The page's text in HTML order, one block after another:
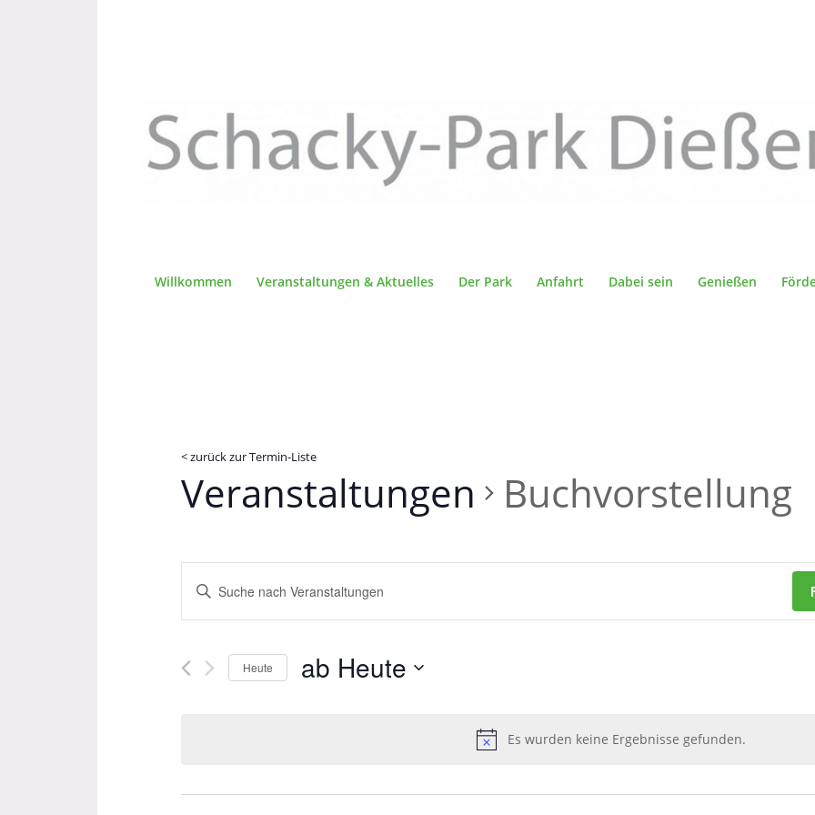
Willkommen Veranstaltungen & Aktuelles Der Park Anfahrt Dabei sein Genießen
< zurück zur Termin-Liste
Es wurden keine Ergebnisse gefunden.
Veranstaltungen Buchvorstellung
Veranstaltungen
Suche
und
Ansichten,
Navigation
Bitte
Schlüsselwort
eingeben.
nach
Veranstaltungen
Heute ab Heute